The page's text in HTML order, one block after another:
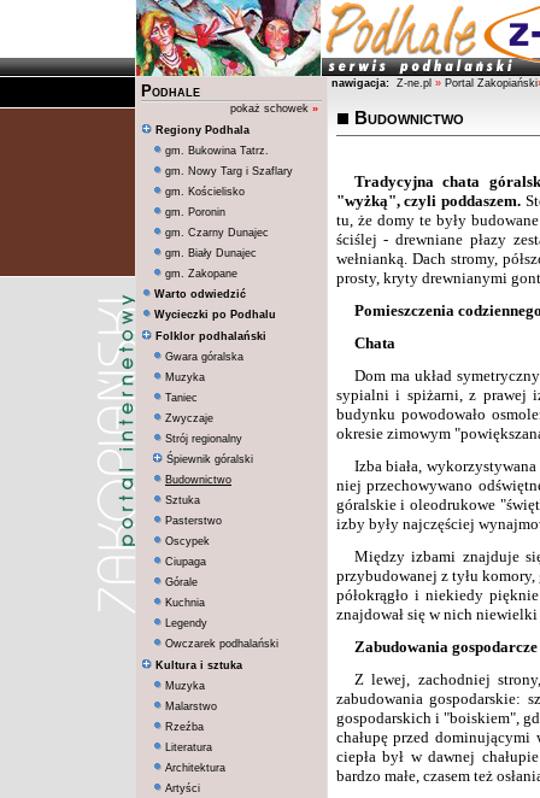
Podhale
pokaż schowek »
Regiony Podhala
gm. Bukowina Tatrz.
gm. Nowy Targ i Szaflary
gm. Kościelisko
gm. Poronin
gm. Czarny Dunajec
gm. Biały Dunajec
gm. Zakopane
Warto odwiedzić
Wycieczki po Podhalu
Folklor podhalański
Gwara góralska
Muzyka
Taniec
Zwyczaje
Strój regionalny
Śpiewnik góralski
Budownictwo
Sztuka
Pasterstwo
Oscypek
Ciupaga
Górale
Kuchnia
Legendy
Owczarek podhalański
Kultura i sztuka
Muzyka
Malarstwo
Rzeźba
Literatura
Architektura
Artyści
nawigacja: Z-ne.pl » Portal Zakopiański
Budownictwo
Tradycyjna chata
"wyżką", czyli poddaszem.
tu, że domy te były
ściślej - drewniane płazy
wełnianką. Dach stromy,
prosty, kryty drewnianymi
Pomieszczenia
Chata
Dom ma układ
sypialni i spiżarni, z prawej
budynku powodowało
okresie zimowym
Izba biała,
niej przechowywano
góralskie i oleodrukowe
izby były najczęściej
Między izbami znajduje
przybudowanej z tyłu
półokrągło i niekiedy
znajdował się w nich
Zabudowania gospodarcze
Z lewej, zachodniej
zabudowania gospodarskie:
gospodarskich i "boiskiem",
chałupę przed
ciepła był w dawnej
bardzo małe, czasem też